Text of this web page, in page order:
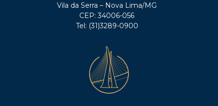
Vila da Serra – Nova Lima/MG
CEP: 34006-056
Tel: (31)3289-0900